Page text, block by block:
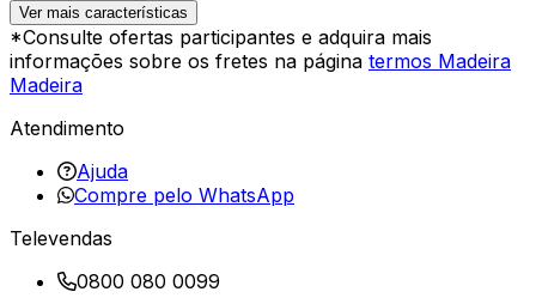
Ver mais características
*Consulte ofertas participantes e adquira mais
informações sobre os fretes na página termos Madeira
Madeira
Atendimento
Ajuda
Compre pelo WhatsApp
Televendas
0800 080 0099